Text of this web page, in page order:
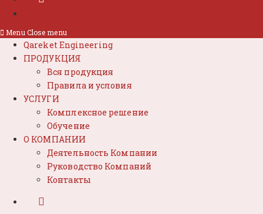
Menu Close menu
Qareket Engineering
ПРОДУКЦИЯ
Вся продукция
Правила и условия
УСЛУГИ
Комплексное решение
Обучение
О КОМПАНИИ
Деятельность Компании
Руководство Компаний
Контакты